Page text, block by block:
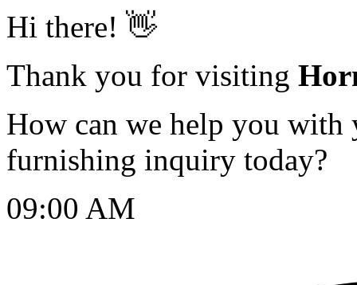
Hi there! 👋
Thank you for visiting
How can we help you
furnishing inquiry today?
09:00 AM